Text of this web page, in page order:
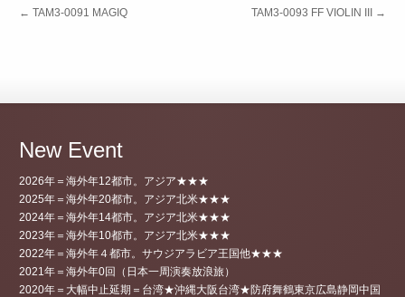
← TAM3-0091 MAGIQ TAM3-0093 FF VIOLIN III →
New Event
2026年＝海外年12都市。アジア★★★
2025年＝海外年20都市。アジア北米★★★
2024年＝海外年14都市。アジア北米★★★
2023年＝海外年10都市。アジア北米★★★
2022年＝海外年４都市。サウジアラビア王国他★★★
2021年＝海外年0回（日本一周演奏放浪旅）
2020年＝大幅中止延期＝台湾★沖縄大阪台湾★防府舞鶴東京広島静岡中国